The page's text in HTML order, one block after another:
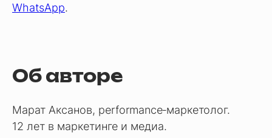
WhatsApp.
Об авторе
Марат Аксанов, performance‑маркетолог.
12 лет в маркетинге и медиа.